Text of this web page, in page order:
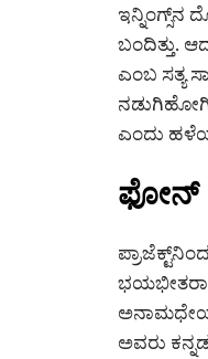
ಇನ್ನಿಂಗ್ಸ್‌ನ
ಬಂದಿತ್ತು.
ಎಂಬ ಸತ್ಯ
ಎಂದು ಹಳೆಯ
ಫೋನ್
ಅವರು